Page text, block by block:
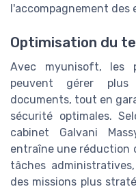
l'accompagnement des
Optimisation du
Avec myunisoft, les
peuvent gérer
documents, tout en
sécurité optimales.
cabinet Galvani
entraîne une réduction
tâches
des missions plus